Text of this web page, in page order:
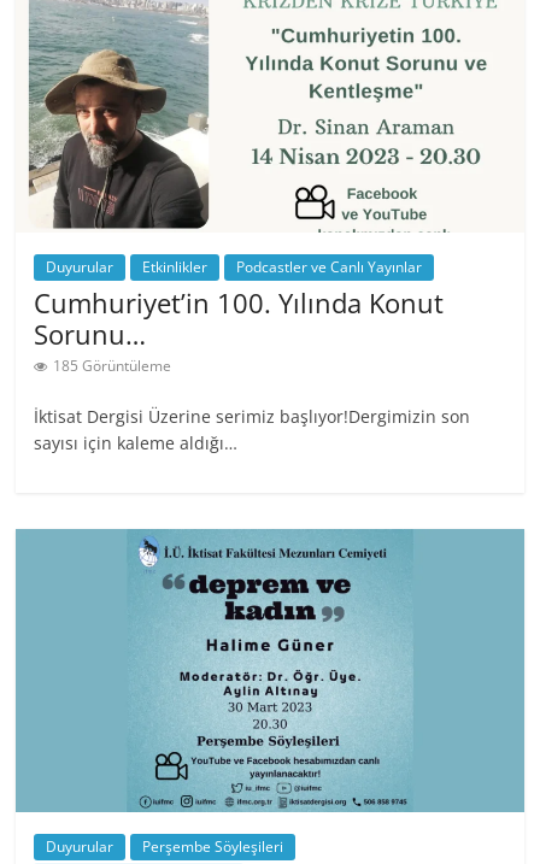
Duyurular Etkinlikler Podcastler ve Canlı Yayınlar
Cumhuriyet’in 100. Yılında Konut
Sorunu…
185 Görüntüleme
İktisat Dergisi Üzerine serimiz başlıyor!Dergimizin son
sayısı için kaleme aldığı…
Duyurular
Perşembe Söyleşileri